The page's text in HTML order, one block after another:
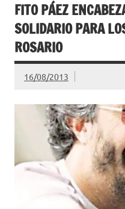
FITO PÁEZ
SOLIDARIO PARA
ROSARIO
16/08/2013